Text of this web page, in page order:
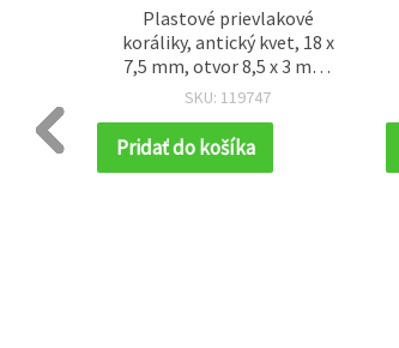
Plastové prievlakové
koráliky, antický kvet, 18 x
7,5 mm, otvor 8,5 x 3 mm,
hnedé – 50 g (~65 ks)
SKU: 119747
Pridať do košíka